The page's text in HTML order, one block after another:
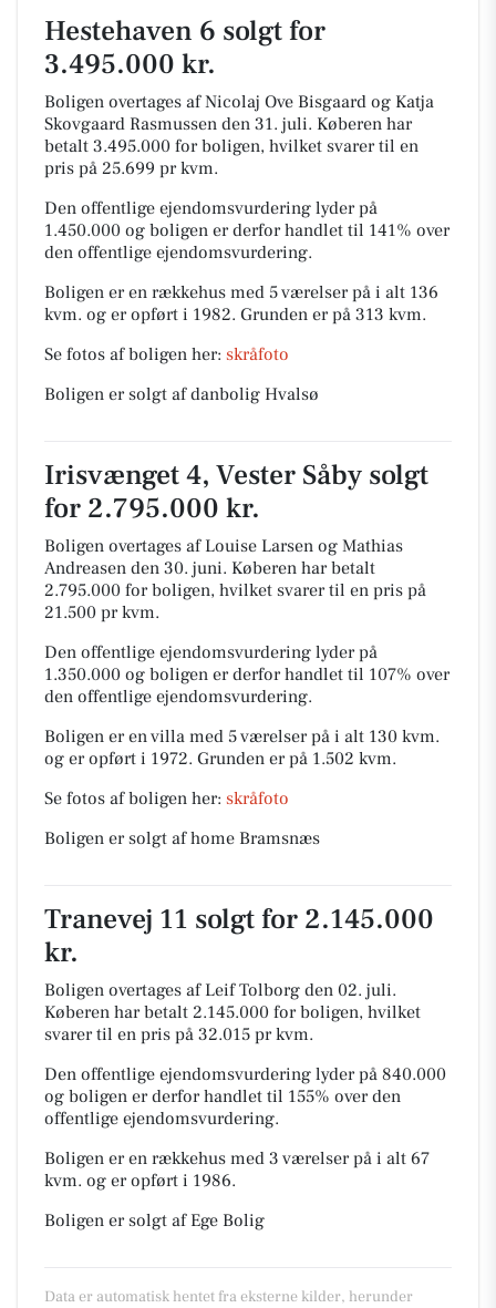
Hestehaven 6 solgt for
3.495.000 kr.
Boligen overtages af Nicolaj Ove Bisgaard og Katja
Skovgaard Rasmussen den 31. juli. Køberen har
betalt 3.495.000 for boligen, hvilket svarer til en
pris på 25.699 pr kvm.
Den offentlige ejendomsvurdering lyder på
1.450.000 og boligen er derfor handlet til 141% over
den offentlige ejendomsvurdering.
Boligen er en rækkehus med 5 værelser på i alt 136
kvm. og er opført i 1982. Grunden er på 313 kvm.
Se fotos af boligen her: skråfoto
Boligen er solgt af danbolig Hvalsø
Irisvænget 4, Vester Såby solgt
for 2.795.000 kr.
Boligen overtages af Louise Larsen og Mathias
Andreasen den 30. juni. Køberen har betalt
2.795.000 for boligen, hvilket svarer til en pris på
21.500 pr kvm.
Den offentlige ejendomsvurdering lyder på
1.350.000 og boligen er derfor handlet til 107% over
den offentlige ejendomsvurdering.
Boligen er en villa med 5 værelser på i alt 130 kvm.
og er opført i 1972. Grunden er på 1.502 kvm.
Se fotos af boligen her: skråfoto
Boligen er solgt af home Bramsnæs
Tranevej 11 solgt for 2.145.000
kr.
Boligen overtages af Leif Tolborg den 02. juli.
Køberen har betalt 2.145.000 for boligen, hvilket
svarer til en pris på 32.015 pr kvm.
Den offentlige ejendomsvurdering lyder på 840.000
og boligen er derfor handlet til 155% over den
offentlige ejendomsvurdering.
Boligen er en rækkehus med 3 værelser på i alt 67
kvm. og er opført i 1986.
Boligen er solgt af Ege Bolig
Data er automatisk hentet fra eksterne kilder, herunder